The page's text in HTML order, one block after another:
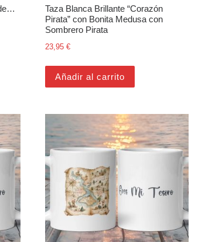
Taza Blanca Brillante “Corazón
Pirata” con Bonita Medusa con
Sombrero Pirata
23,95 €
Añadir al carrito